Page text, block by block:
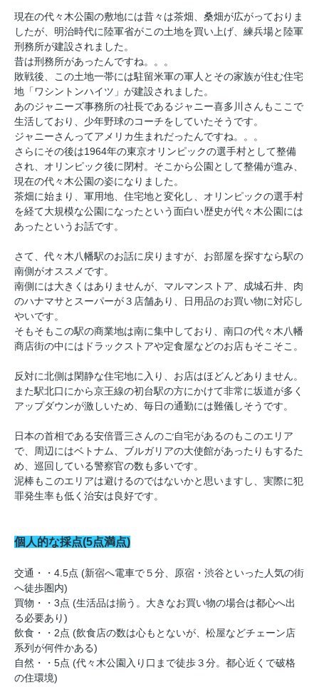
現在の代々木公園の敷地には昔々は茶畑、桑畑が広がっておりま
したが、明治時代に陸軍省がこの土地を買い上げ、練兵場と陸軍
刑務所が建設されました。
昔は刑務所があったんですね。。。
敗戦後、この土地一帯には駐留米軍の軍人とその家族が住む住宅
地「ワシントンハイツ」が建設されました。
あのジャニーズ事務所の社長であるジャニー喜多川さんもここで
生活しており、少年野球のコーチをしていたそうです。
ジャニーさんってアメリカ生まれだったんですね。。。
さらにその後は1964年の東京オリンピックの選手村として整備
され、オリンピック後に閉村。そこから公園として整備が進み、
現在の代々木公園の姿になりました。
茶畑に始まり、軍用地、住宅地と変化し、オリンピックの選手村
を経て大規模な公園になったという面白い歴史が代々木公園には
あったというお話です。
さて、代々木八幡駅のお話に戻りますが、お部屋を探すなら駅の
南側がオススメです。
南側には大きくはありませんが、マルマンストア、成城石井、肉
のハナマサとスーパーが３店舗あり、日用品のお買い物に対応し
やいです。
そもそもこの駅の商業地は南に集中しており、南口の代々木八幡
商店街の中にはドラックストアや定食屋などのお店もそこそこ。
反対に北側は閑静な住宅地に入り、お店はほどんどありません。
また駅北口にから京王線の初台駅の方にかけて非常に坂道が多く
アップダウンが激しいため、毎日の通勤には難儀しそうです。
日本の首相である安倍晋三さんのご自宅があるのもこのエリア
で、周辺にはベトナム、ブルガリアの大使館があったりもするた
め、巡回している警察官の数も多いです。
泥棒もこのエリアは避けるのではないかと思いますし、実際に犯
罪発生率も低く治安は良好です。
個人的な採点(5点満点)
交通・・4.5点 (新宿へ電車で５分、原宿・渋谷といった人気の街
へ徒歩圏内)
買物・・3点 (生活品は揃う。大きなお買い物の場合は都心へ出
る必要あり)
飲食・・2点 (飲食店の数は心もとないが、松屋などチェーン店
系列が何件かある)
自然・・5点 (代々木公園入り口まで徒歩３分。都心近くで破格
の住環境)